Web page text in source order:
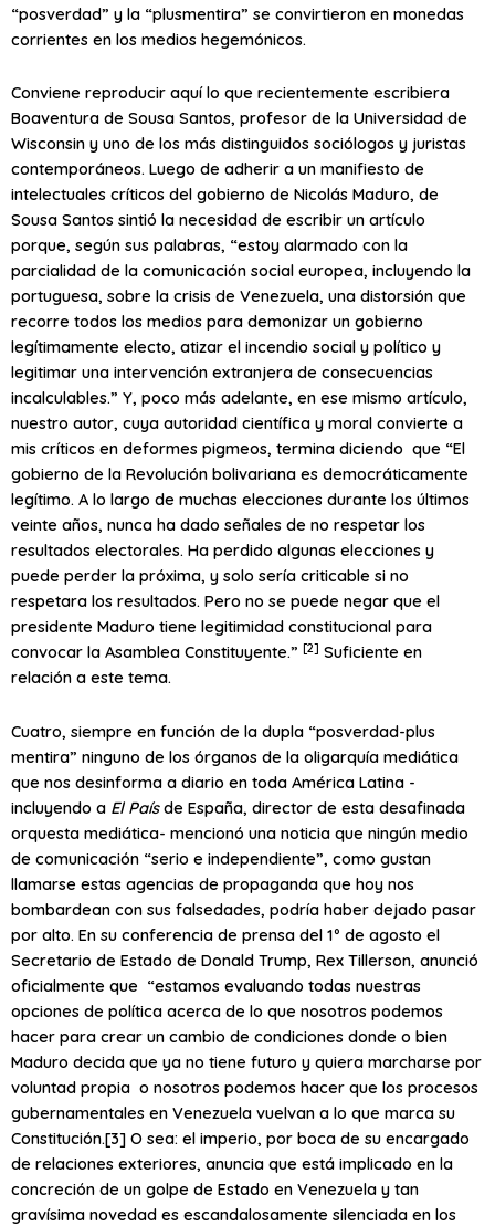
“posverdad” y la “plusmentira” se convirtieron en monedas
corrientes en los medios hegemónicos.
Conviene reproducir aquí lo que recientemente escribiera
Boaventura de Sousa Santos, profesor de la Universidad de
Wisconsin y uno de los más distinguidos sociólogos y juristas
contemporáneos. Luego de adherir a un manifiesto de
intelectuales críticos del gobierno de Nicolás Maduro, de
Sousa Santos sintió la necesidad de escribir un artículo
porque, según sus palabras, “estoy alarmado con la
parcialidad de la comunicación social europea, incluyendo la
portuguesa, sobre la crisis de Venezuela, una distorsión que
recorre todos los medios para demonizar un gobierno
legítimamente electo, atizar el incendio social y político y
legitimar una intervención extranjera de consecuencias
incalculables.” Y, poco más adelante, en ese mismo artículo,
nuestro autor, cuya autoridad científica y moral convierte a
mis críticos en deformes pigmeos, termina diciendo que “El
gobierno de la Revolución bolivariana es democráticamente
legítimo. A lo largo de muchas elecciones durante los últimos
veinte años, nunca ha dado señales de no respetar los
resultados electorales. Ha perdido algunas elecciones y
puede perder la próxima, y solo sería criticable si no
respetara los resultados. Pero no se puede negar que el
presidente Maduro tiene legitimidad constitucional para
convocar la Asamblea Constituyente.” [2] Suficiente en
relación a este tema.
Cuatro, siempre en función de la dupla “posverdad-plus
mentira” ninguno de los órganos de la oligarquía mediática
que nos desinforma a diario en toda América Latina -
incluyendo a El Paísde España, director de esta desafinada
orquesta mediática- mencionó una noticia que ningún medio
de comunicación “serio e independiente”, como gustan
llamarse estas agencias de propaganda que hoy nos
bombardean con sus falsedades, podría haber dejado pasar
por alto. En su conferencia de prensa del 1º de agosto el
Secretario de Estado de Donald Trump, Rex Tillerson, anunció
oficialmente que “estamos evaluando todas nuestras
opciones de política acerca de lo que nosotros podemos
hacer para crear un cambio de condiciones donde o bien
Maduro decida que ya no tiene futuro y quiera marcharse por
voluntad propia o nosotros podemos hacer que los procesos
gubernamentales en Venezuela vuelvan a lo que marca su
Constitución.[3] O sea: el imperio, por boca de su encargado
de relaciones exteriores, anuncia que está implicado en la
concreción de un golpe de Estado en Venezuela y tan
gravísima novedad es escandalosamente silenciada en los